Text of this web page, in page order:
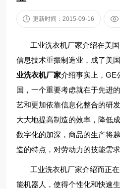
更新时间：2015-09-16
工业洗衣机厂家介绍在美国
信息技术重振制造业，成了美
业洗衣机厂家介绍事实上，GE
国，一个重要考虑就在于先进
艺和更加依靠信息化整合的研
大大地提高制造的效率，降低
数字化的加深，商品的生产将
造的特点，对劳动力的技能需
工业洗衣机厂家介绍而正在
能机器人，使得个性化和快速